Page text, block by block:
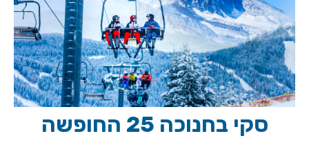
סקי בחנוכה 25 החופשה